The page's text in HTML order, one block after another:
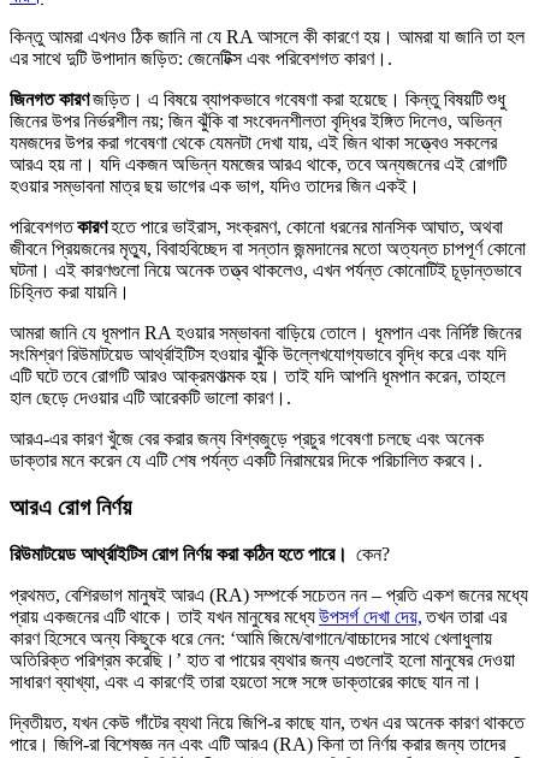
কিন্তু আমরা এখনও ঠিক জানি না যে RA আসলে কী কারণে হয়। আমরা যা জানি তা হল
এর সাথে দুটি উপাদান জড়িত: জেনেটিক্স এবং পরিবেশগত কারণ।.
জিনগত কারণজড়িত। এ বিষয়ে ব্যাপকভাবে গবেষণা করা হয়েছে। কিন্তু বিষয়টি শুধু
জিনের উপর নির্ভরশীল নয়; জিন ঝুঁকি বা সংবেদনশীলতা বৃদ্ধির ইঙ্গিত দিলেও, অভিন্ন
যমজদের উপর করা গবেষণা থেকে যেমনটা দেখা যায়, এই জিন থাকা সত্ত্বেও সকলের
আরএ হয় না। যদি একজন অভিন্ন যমজের আরএ থাকে, তবে অন্যজনের এই রোগটি
হওয়ার সম্ভাবনা মাত্র ছয় ভাগের এক ভাগ, যদিও তাদের জিন একই।
পরিবেশগতকারণহতে পারে ভাইরাস, সংক্রমণ, কোনো ধরনের মানসিক আঘাত, অথবা
জীবনে প্রিয়জনের মৃত্যু, বিবাহবিচ্ছেদ বা সন্তান জন্মদানের মতো অত্যন্ত চাপপূর্ণ কোনো
ঘটনা। এই কারণগুলো নিয়ে অনেক তত্ত্ব থাকলেও, এখন পর্যন্ত কোনোটিই চূড়ান্তভাবে
চিহ্নিত করা যায়নি।
আমরা জানি যে ধূমপান RA হওয়ার সম্ভাবনা বাড়িয়ে তোলে। ধূমপান এবং নির্দিষ্ট জিনের
সংমিশ্রণ রিউমাটয়েড আর্থ্রাইটিস হওয়ার ঝুঁকি উল্লেখযোগ্যভাবে বৃদ্ধি করে এবং যদি
এটি ঘটে তবে রোগটি আরও আক্রমণাত্মক হয়। তাই যদি আপনি ধূমপান করেন, তাহলে
হাল ছেড়ে দেওয়ার এটি আরেকটি ভালো কারণ।.
আরএ-এর কারণ খুঁজে বের করার জন্য বিশ্বজুড়ে প্রচুর গবেষণা চলছে এবং অনেক
ডাক্তার মনে করেন যে এটি শেষ পর্যন্ত একটি নিরাময়ের দিকে পরিচালিত করবে।.
আরএ রোগ নির্ণয়
রিউমাটয়েড আর্থ্রাইটিস রোগ নির্ণয় করা কঠিন হতে পারে। কেন?
প্রথমত, বেশিরভাগ মানুষই আরএ (RA) সম্পর্কে সচেতন নন – প্রতি একশ জনের মধ্যে
প্রায় একজনের এটি থাকে। তাই যখন মানুষের মধ্যেউপসর্গ দেখা দেয়,তখন তারা এর
কারণ হিসেবে অন্য কিছুকে ধরে নেন: ‘আমি জিমে/বাগানে/বাচ্চাদের সাথে খেলাধুলায়
অতিরিক্ত পরিশ্রম করেছি।’ হাত বা পায়ের ব্যথার জন্য এগুলোই হলো মানুষের দেওয়া
সাধারণ ব্যাখ্যা, এবং এ কারণেই তারা হয়তো সঙ্গে সঙ্গে ডাক্তারের কাছে যান না।
দ্বিতীয়ত, যখন কেউ গাঁটের ব্যথা নিয়ে জিপি-র কাছে যান, তখন এর অনেক কারণ থাকতে
পারে। জিপি-রা বিশেষজ্ঞ নন এবং এটি আরএ (RA) কিনা তা নির্ণয় করার জন্য তাদের